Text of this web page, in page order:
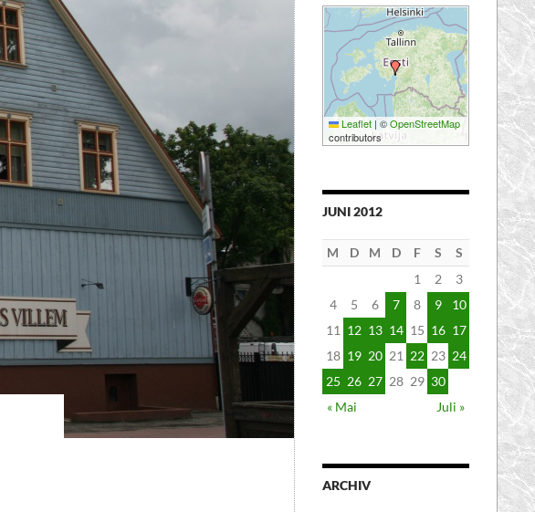
Leaflet | ©OpenStreetMap
contributors
JUNI 2012
M D M D F S
S
1
2
3
4
5 6 7 8 9
10
11 12 13 14 15 16 17
18 19 20 21 22 23 24
25 26 27 28 29 30
« Mai
Juli »
ARCHIV